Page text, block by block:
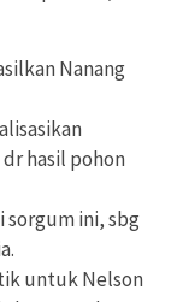
Nanang
hasil pohon
sorgum ini, sbg
untuk Nelson